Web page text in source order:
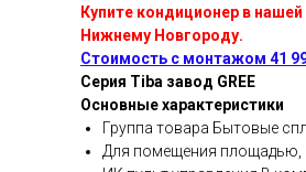
Купите кондиционер в
Нижнему Новгороду.
Стоимость с монтажом 41
Серия Tiba завод GREE
Основные характеристики
Группа товара Бытовые
Для помещения площадью,